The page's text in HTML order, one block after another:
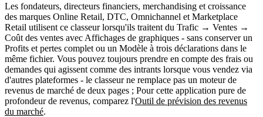
Les fondateurs, directeurs financiers, merchandising et croissance
des marques Online Retail, DTC, Omnichannel et Marketplace
Retail utilisent ce classeur lorsqu'ils traitent du Trafic → Ventes →
Coût des ventes avec Affichages de graphiques - sans conserver un
Profits et pertes complet ou un Modèle à trois déclarations dans le
même fichier. Vous pouvez toujours prendre en compte des frais ou
demandes qui agissent comme des intrants lorsque vous vendez via
d'autres plateformes - le classeur ne remplace pas un moteur de
revenus de marché de deux pages ; Pour cette application pure de
profondeur de revenus, comparez l'Outil de prévision des revenus
du marché.